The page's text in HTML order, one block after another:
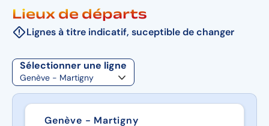
Lieux de départs
Lignes à titre indicatif, suceptible de changer
Sélectionner une ligne
Genève - Martigny